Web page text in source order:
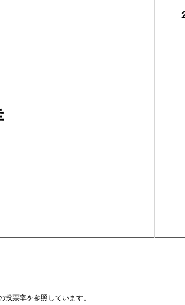
票率を参照しています。